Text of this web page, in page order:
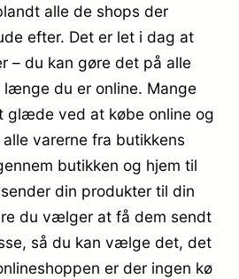
alle de shops der
efter. Det er let i dag at
– du kan gøre det på alle
du er online. Mange
glæde ved at købe online og
varerne fra butikkens
butikken og hjem til
din produkter til din
du vælger at få dem sendt
så du kan vælge det, det
er der ingen kø